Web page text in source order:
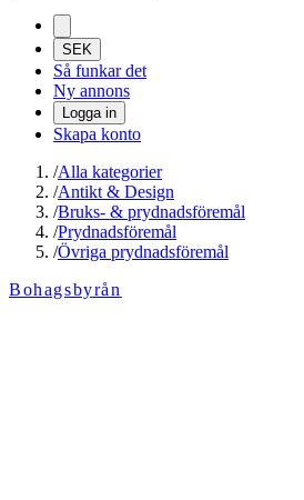
SEK
Så funkar det
Ny annons
Logga in
Skapa konto
/Alla kategorier
/Antikt & Design
/Bruks- & prydnadsföremål
/Prydnadsföremål
/Övriga prydnadsföremål
Bohagsbyrån